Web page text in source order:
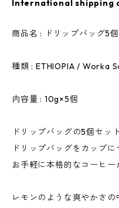
International shipping
商品名 : ドリップバッグ5
種類 : ETHIOPIA / Worka
内容量 : 10g×5個
ドリップバッグの5個セッ
ドリップバッグをカップ
お手軽に本格的なコーヒー
レモンのような爽やかさ